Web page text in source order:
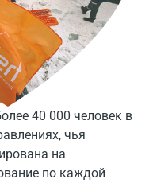
40 000 человек в
чья
на
по каждой